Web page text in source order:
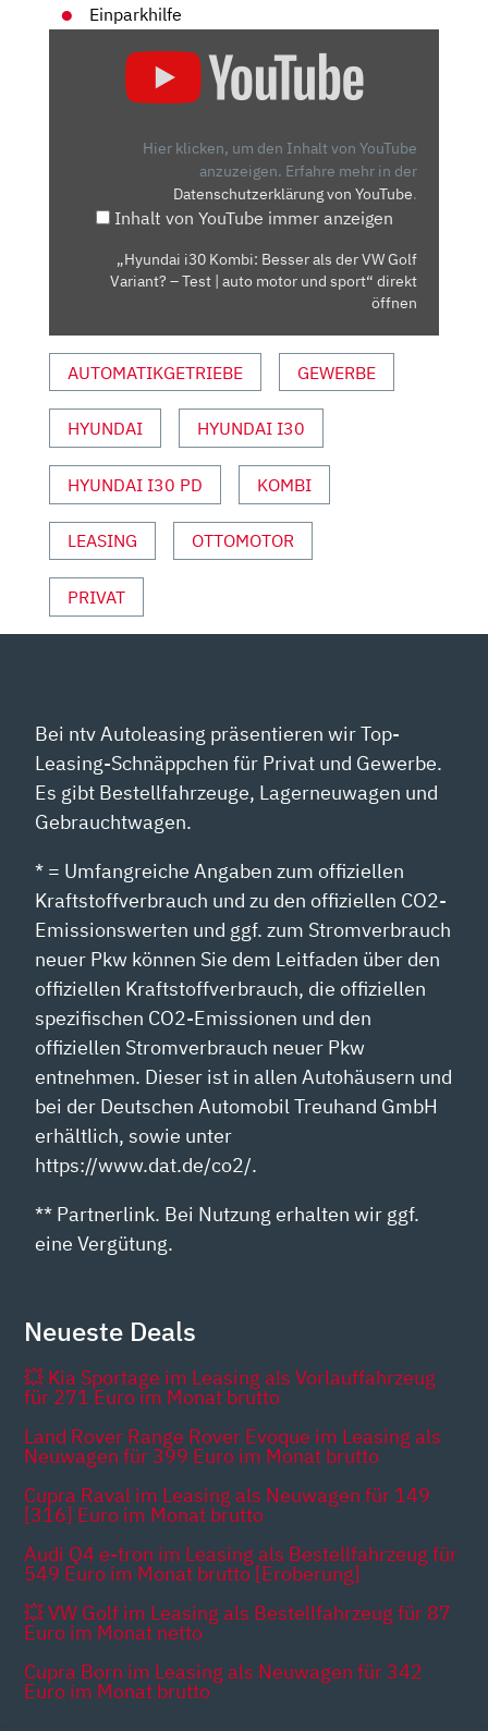
Einparkhilfe
VARIANT?
AUTO
MOTOR
UND
SPORT“
YOUTUBE
ANZEIGEN
Hier klicken, um den Inhalt von YouTube
anzuzeigen. Erfahre mehr in der
Datenschutzerklärung von YouTube.
Inhalt von YouTube immer anzeigen
„Hyundai i30 Kombi: Besser als der VW Golf
Variant? – Test | auto motor und sport“ direkt
öffnen
AUTOMATIKGETRIEBE GEWERBE
HYUNDAI HYUNDAI I30
HYUNDAI I30 PD KOMBI
LEASING OTTOMOTOR
PRIVAT
Bei ntv Autoleasing präsentieren wir Top-
Leasing-Schnäppchen für Privat und Gewerbe.
Es gibt Bestellfahrzeuge, Lagerneuwagen und
Gebrauchtwagen.
* = Umfangreiche Angaben zum offiziellen
Kraftstoffverbrauch und zu den offiziellen CO2-
Emissionswerten und ggf. zum Stromverbrauch
neuer Pkw können Sie dem Leitfaden über den
offiziellen Kraftstoffverbrauch, die offiziellen
spezifischen CO2-Emissionen und den
offiziellen Stromverbrauch neuer Pkw
entnehmen. Dieser ist in allen Autohäusern und
bei der Deutschen Automobil Treuhand GmbH
erhältlich, sowie unter
https://www.dat.de/co2/.
** Partnerlink. Bei Nutzung erhalten wir ggf.
eine Vergütung.
Neueste Deals
💥 Kia Sportage im Leasing als Vorlauffahrzeug
für 271 Euro im Monat brutto
Land Rover Range Rover Evoque im Leasing als
Neuwagen für 399 Euro im Monat brutto
Cupra Raval im Leasing als Neuwagen für 149
[316] Euro im Monat brutto
Audi Q4 e-tron im Leasing als Bestellfahrzeug für
549 Euro im Monat brutto [Eroberung]
💥 VW Golf im Leasing als Bestellfahrzeug für 87
Euro im Monat netto
Cupra Born im Leasing als Neuwagen für 342
Euro im Monat brutto